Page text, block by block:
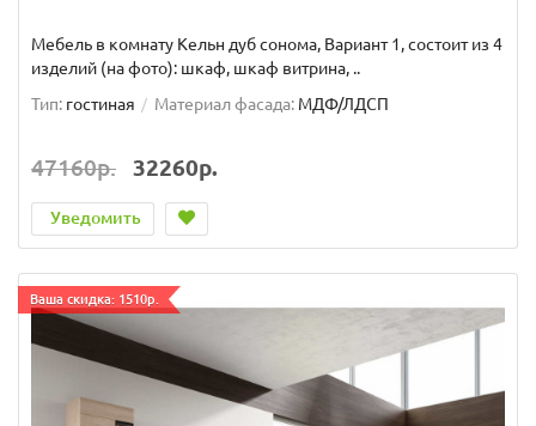
Мебель в комнату Кельн дуб сонома, Вариант 1, состоит из 4
изделий (на фото): шкаф, шкаф витрина, ..
Тип: гостиная Материал фасада: МДФ/ЛДСП
47160р. 32260р.
Уведомить
Ваша скидка: 1510р.